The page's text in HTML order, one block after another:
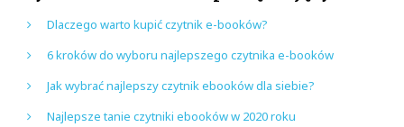
Dlaczego warto kupić czytnik e-booków?
6 kroków do wyboru najlepszego czytnika e-booków
Jak wybrać najlepszy czytnik ebooków dla siebie?
Najlepsze tanie czytniki ebooków w 2020 roku